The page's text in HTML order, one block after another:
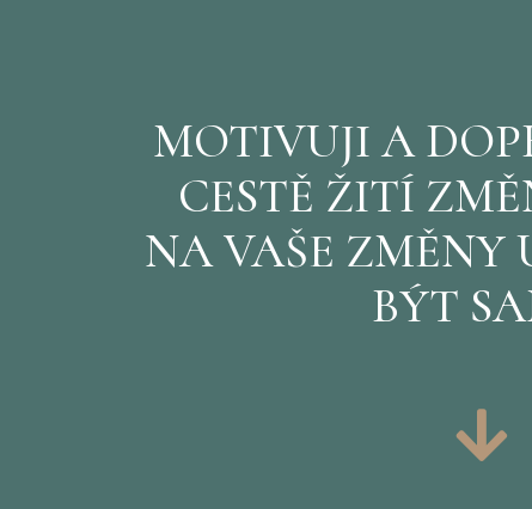
MOTIVUJI A
CESTĚ ŽITÍ
NA VAŠE ZMĚNY
BÝT